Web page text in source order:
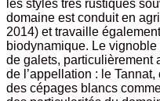
les styles très rustiques
domaine est conduit en
2014) et travaille
biodynamique. Le
de galets, particulièrement
de l’appellation : le
des cépages blancs